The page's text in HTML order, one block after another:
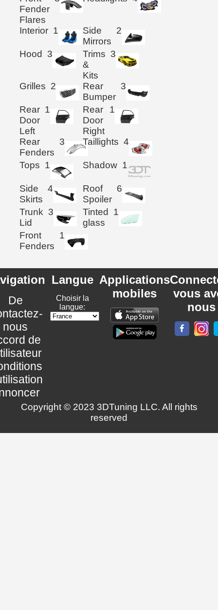
Fender
Flares
Interior 1
Side
Mirrors
2
Hood 3
Trims
&
Kits
3
Grilles 2
Rear
Bumper
3
Rear
Door
Left
1
Rear
Door
Right
1
Rear
Fenders
3 Taillights 4
Tops 1 Shadow 1
Side
Skirts
4
Roof
Spoiler
6
Trunk
Lid
3
Tinted
glass
1
Front
Fenders
1
De
nous
de
Langue
Choisir la
langue:
Applications
mobiles
vous
nous
Copyright © 2023 3DTuning LLC. All rights
reserved